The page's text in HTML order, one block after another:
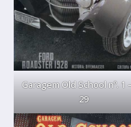
Garagem Old School nº. 1
29